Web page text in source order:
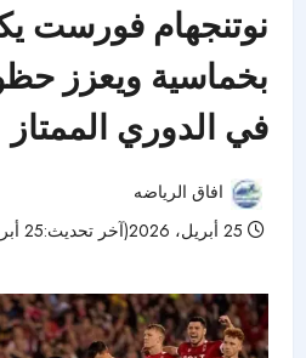
نوتنجهام فورست
بخماسية ويعزز
في الدوري الممتاز
افاق الرياضه